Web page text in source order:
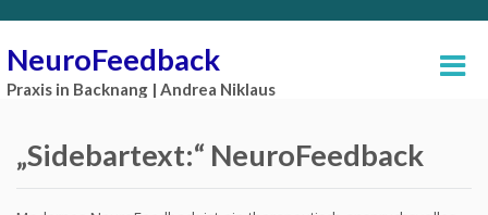
NeuroFeedback
Praxis in Backnang | Andrea Niklaus
„Sidebartext:“ NeuroFeedback